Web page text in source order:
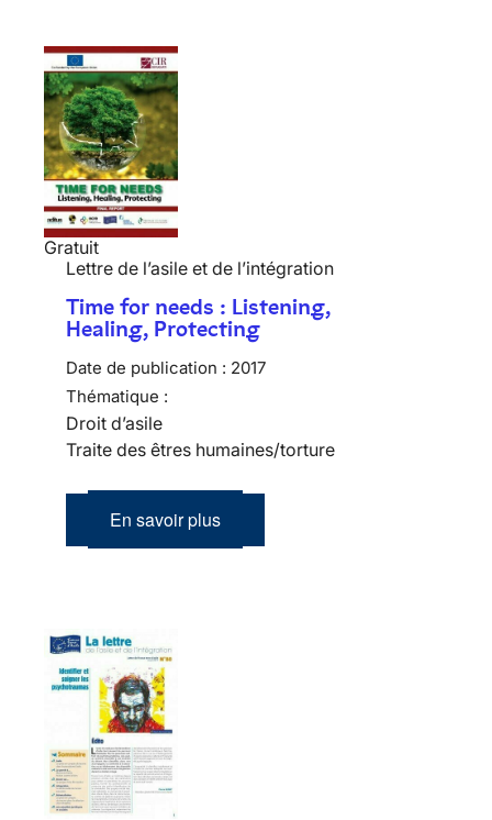
Gratuit
Lettre de l’asile et de l’intégration
Time for needs : Listening,
Healing, Protecting
Date de publication : 2017
Thématique :
Droit d’asile
Traite des êtres humaines/torture
En savoir plus